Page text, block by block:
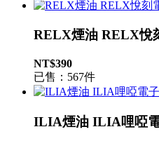
RELX煙油 RELX悅
NT$390
已售：567件
ILIA煙油 ILIA哩啞